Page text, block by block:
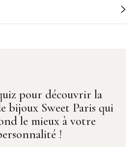
pour découvrir la
bijoux Sweet Paris qui
le mieux à votre
!